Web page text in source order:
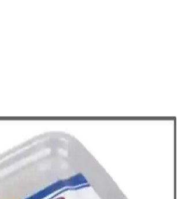
motor gelişimini destekleyen, koparmalı ve
aktif katılım sağlayan eğitim kitabı. 3-5 yaş
güvenli ve öğretici içerik sunar.
Dönebilen Robotik Kol Musluk